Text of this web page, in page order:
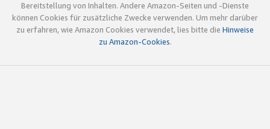
Bereitstellung von Inhalten. Andere Amazon-Seiten und -Dienste
können Cookies für zusätzliche Zwecke verwenden. Um mehr darüber
zu erfahren, wie Amazon Cookies verwendet, lies bitte die Hinweise
zu Amazon-Cookies.